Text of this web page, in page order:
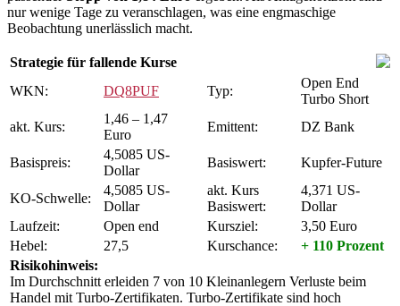
nur wenige Tage zu veranschlagen, was eine engmaschige
Beobachtung unerlässlich macht.
Strategie für fallende Kurse
WKN:
DQ8PUF Typ:
Open End
Turbo Short
akt. Kurs:
1,46 – 1,47
Euro
Emittent: DZ Bank
Basispreis:
4,5085 US-
Dollar
Basiswert: Kupfer-Future
KO-Schwelle:
4,5085 US-
Dollar
akt. Kurs
Basiswert:
4,371 US-
Dollar
Laufzeit:
Open end Kursziel:
3,50 Euro
Hebel:
27,5 Kurschance:
+ 110 Prozent
Risikohinweis:
Im Durchschnitt erleiden 7 von 10 Kleinanlegern Verluste beim
Handel mit Turbo-Zertifikaten. Turbo-Zertifikate sind hoch